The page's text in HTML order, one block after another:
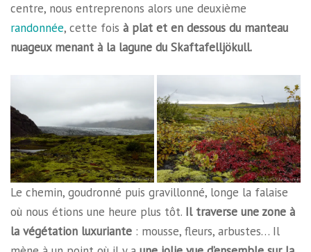
centre, nous entreprenons alors une deuxième
randonnée, cette fois à plat et en dessous du manteau
nuageux menant à la lagune du Skaftafelljökull.
Le chemin, goudronné puis gravillonné, longe la falaise
où nous étions une heure plus tôt. Il traverse une zone à
la végétation luxuriante : mousse, fleurs, arbustes… Il